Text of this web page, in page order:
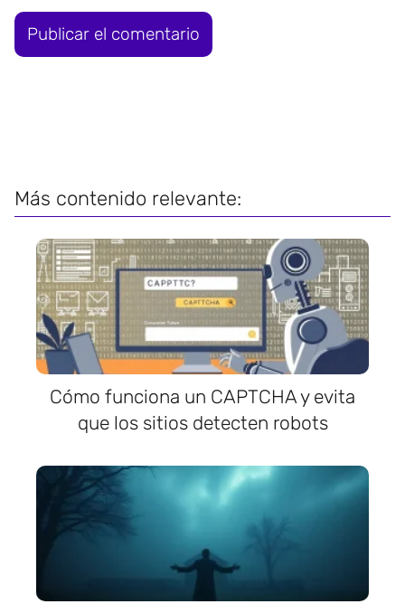
Más contenido relevante:
Cómo funciona un CAPTCHA y evita
que los sitios detecten robots